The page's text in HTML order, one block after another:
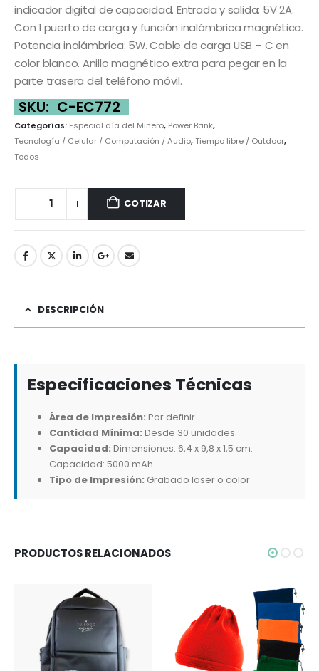
indicador digital de capacidad. Entrada y salida: 5V 2A.
Con 1 puerto de carga y función inalámbrica magnética.
Potencia inalámbrica: 5W. Cable de carga USB – C en
color blanco. Anillo magnético extra para pegar en la
parte trasera del teléfono móvil.
SKU: C-EC772
Categorías: Especial día del Minero, Power Bank,
Tecnología / Celular / Computación / Audio,Tiempo libre / Outdoor,
Todos
COTIZAR
DESCRIPCIÓN
Especificaciones Técnicas
Área de Impresión: Por definir.
Cantidad Mínima: Desde 30 unidades.
Capacidad: Dimensiones: 6,4 x 9,8 x 1,5 cm.
Capacidad: 5000 mAh.
Tipo de Impresión: Grabado laser o color
PRODUCTOS RELACIONADOS